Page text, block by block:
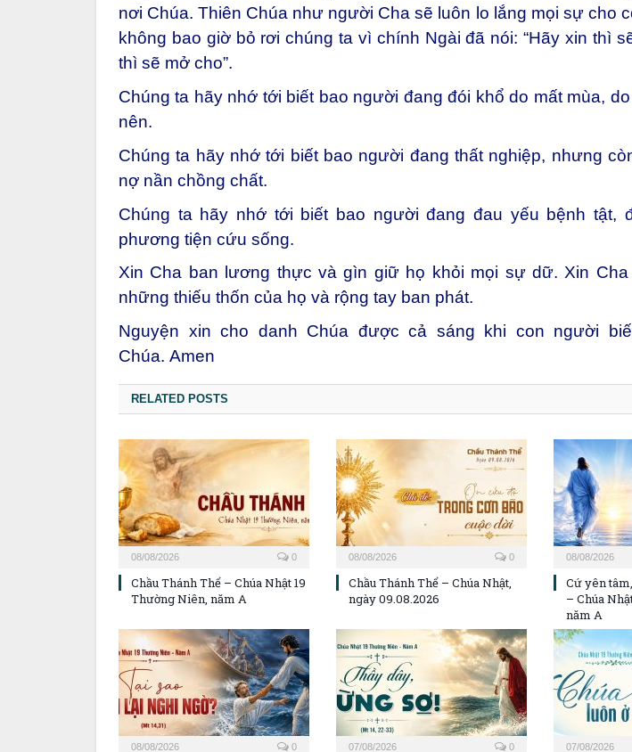
nơi Chúa. Thiên Chúa như người Cha sẽ luôn lo lắng mọi sự cho
không bao giờ bỏ rơi chúng ta vì chính Ngài đã nói: “Hãy xin thì
thì sẽ mở cho”.
Chúng ta hãy nhớ tới biết bao người đang đói khổ do mất mùa,
nên.
Chúng ta hãy nhớ tới biết bao người đang thất nghiệp, nhưng
nợ nần chồng chất.
Chúng ta hãy nhớ tới biết bao người đang đau yếu bệnh tật,
phương tiện cứu sống.
Xin Cha ban lương thực và gìn giữ họ khỏi mọi sự dữ. Xin Cha
những thiếu thốn của họ và rộng tay ban phát.
Nguyện xin cho danh Chúa được cả sáng khi con người
Chúa. Amen
RELATED POSTS
08/08/2026 0
Chầu Thánh Thể – Chúa Nhật 19
Thường Niên, năm A
08/08/2026 0
Chầu Thánh Thể – Chúa Nhật,
ngày 09.08.2026
08/08/2026
Cứ yên
– Chúa
năm A
08/08/2026 0 07/08/2026 0 07/08/2026